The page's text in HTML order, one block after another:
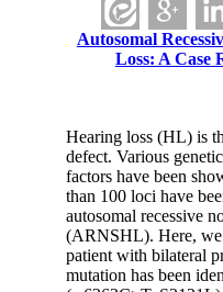
Autosomal
Loss: A
Hearing loss (HL) is
defect. Various
factors have been
than 100 loci have
autosomal recessive
(ARNSHL). Here,
patient with
mutation has been